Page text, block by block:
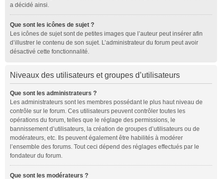
a décidé ainsi.
Que sont les icônes de sujet ?
Les icônes de sujet sont de petites images que l’auteur peut insérer afin
d’illustrer le contenu de son sujet. L’administrateur du forum peut avoir
désactivé cette fonctionnalité.
Niveaux des utilisateurs et groupes d’utilisateurs
Que sont les administrateurs ?
Les administrateurs sont les membres possédant le plus haut niveau de
contrôle sur le forum. Ces utilisateurs peuvent contrôler toutes les
opérations du forum, telles que le réglage des permissions, le
bannissement d’utilisateurs, la création de groupes d’utilisateurs ou de
modérateurs, etc. Ils peuvent également être habilités à modérer
l’ensemble des forums. Tout ceci dépend des réglages effectués par le
fondateur du forum.
Que sont les modérateurs ?